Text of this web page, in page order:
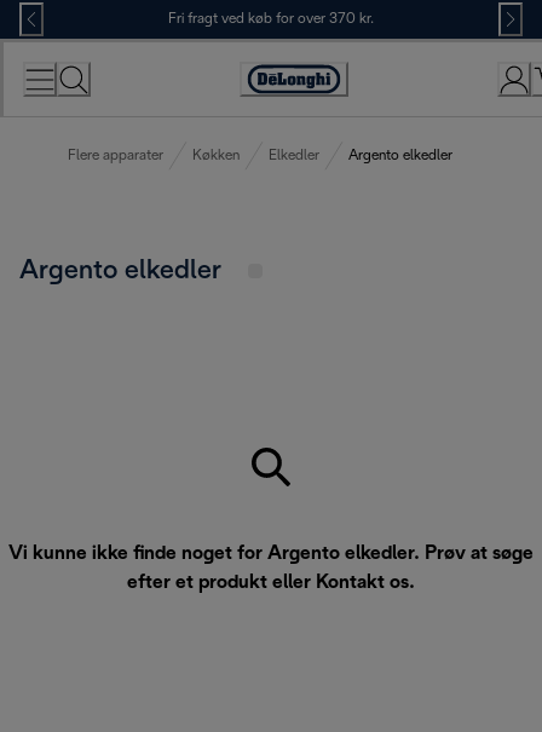
Skip
to
Content
Fri fragt ved køb for over 370 kr.
Accessibility
Flere apparater Køkken Elkedler Argento elkedler
Argento elkedler
Vi kunne ikke finde noget for Argento elkedler. Prøv at søge
efter et produkt eller Kontakt os.